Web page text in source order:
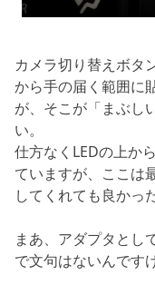
カメラ切り替えボタ
から手の届く範囲に
が、そこが「まぶし
い。
仕方なくLEDの上か
ていますが、ここは
してくれても良かっ
まあ、アダプタとし
で文句はないんです